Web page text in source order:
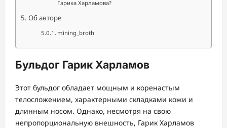
Гарика Харламова?
Об авторе
mining_broth
Бульдог Гарик Харламов
Этот бульдог обладает мощным и коренастым
телосложением, характерными складками кожи и
длинным носом. Однако, несмотря на свою
непропорциональную внешность, Гарик Харламов